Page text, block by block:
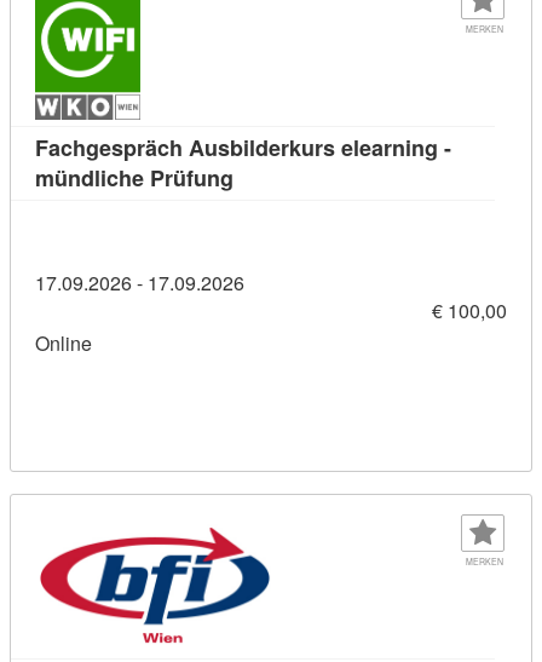
MERKEN
Fachgespräch Ausbilderkurs elearning -
mündliche Prüfung
17.09.2026 - 17.09.2026
€ 100,00
Online
MERKEN